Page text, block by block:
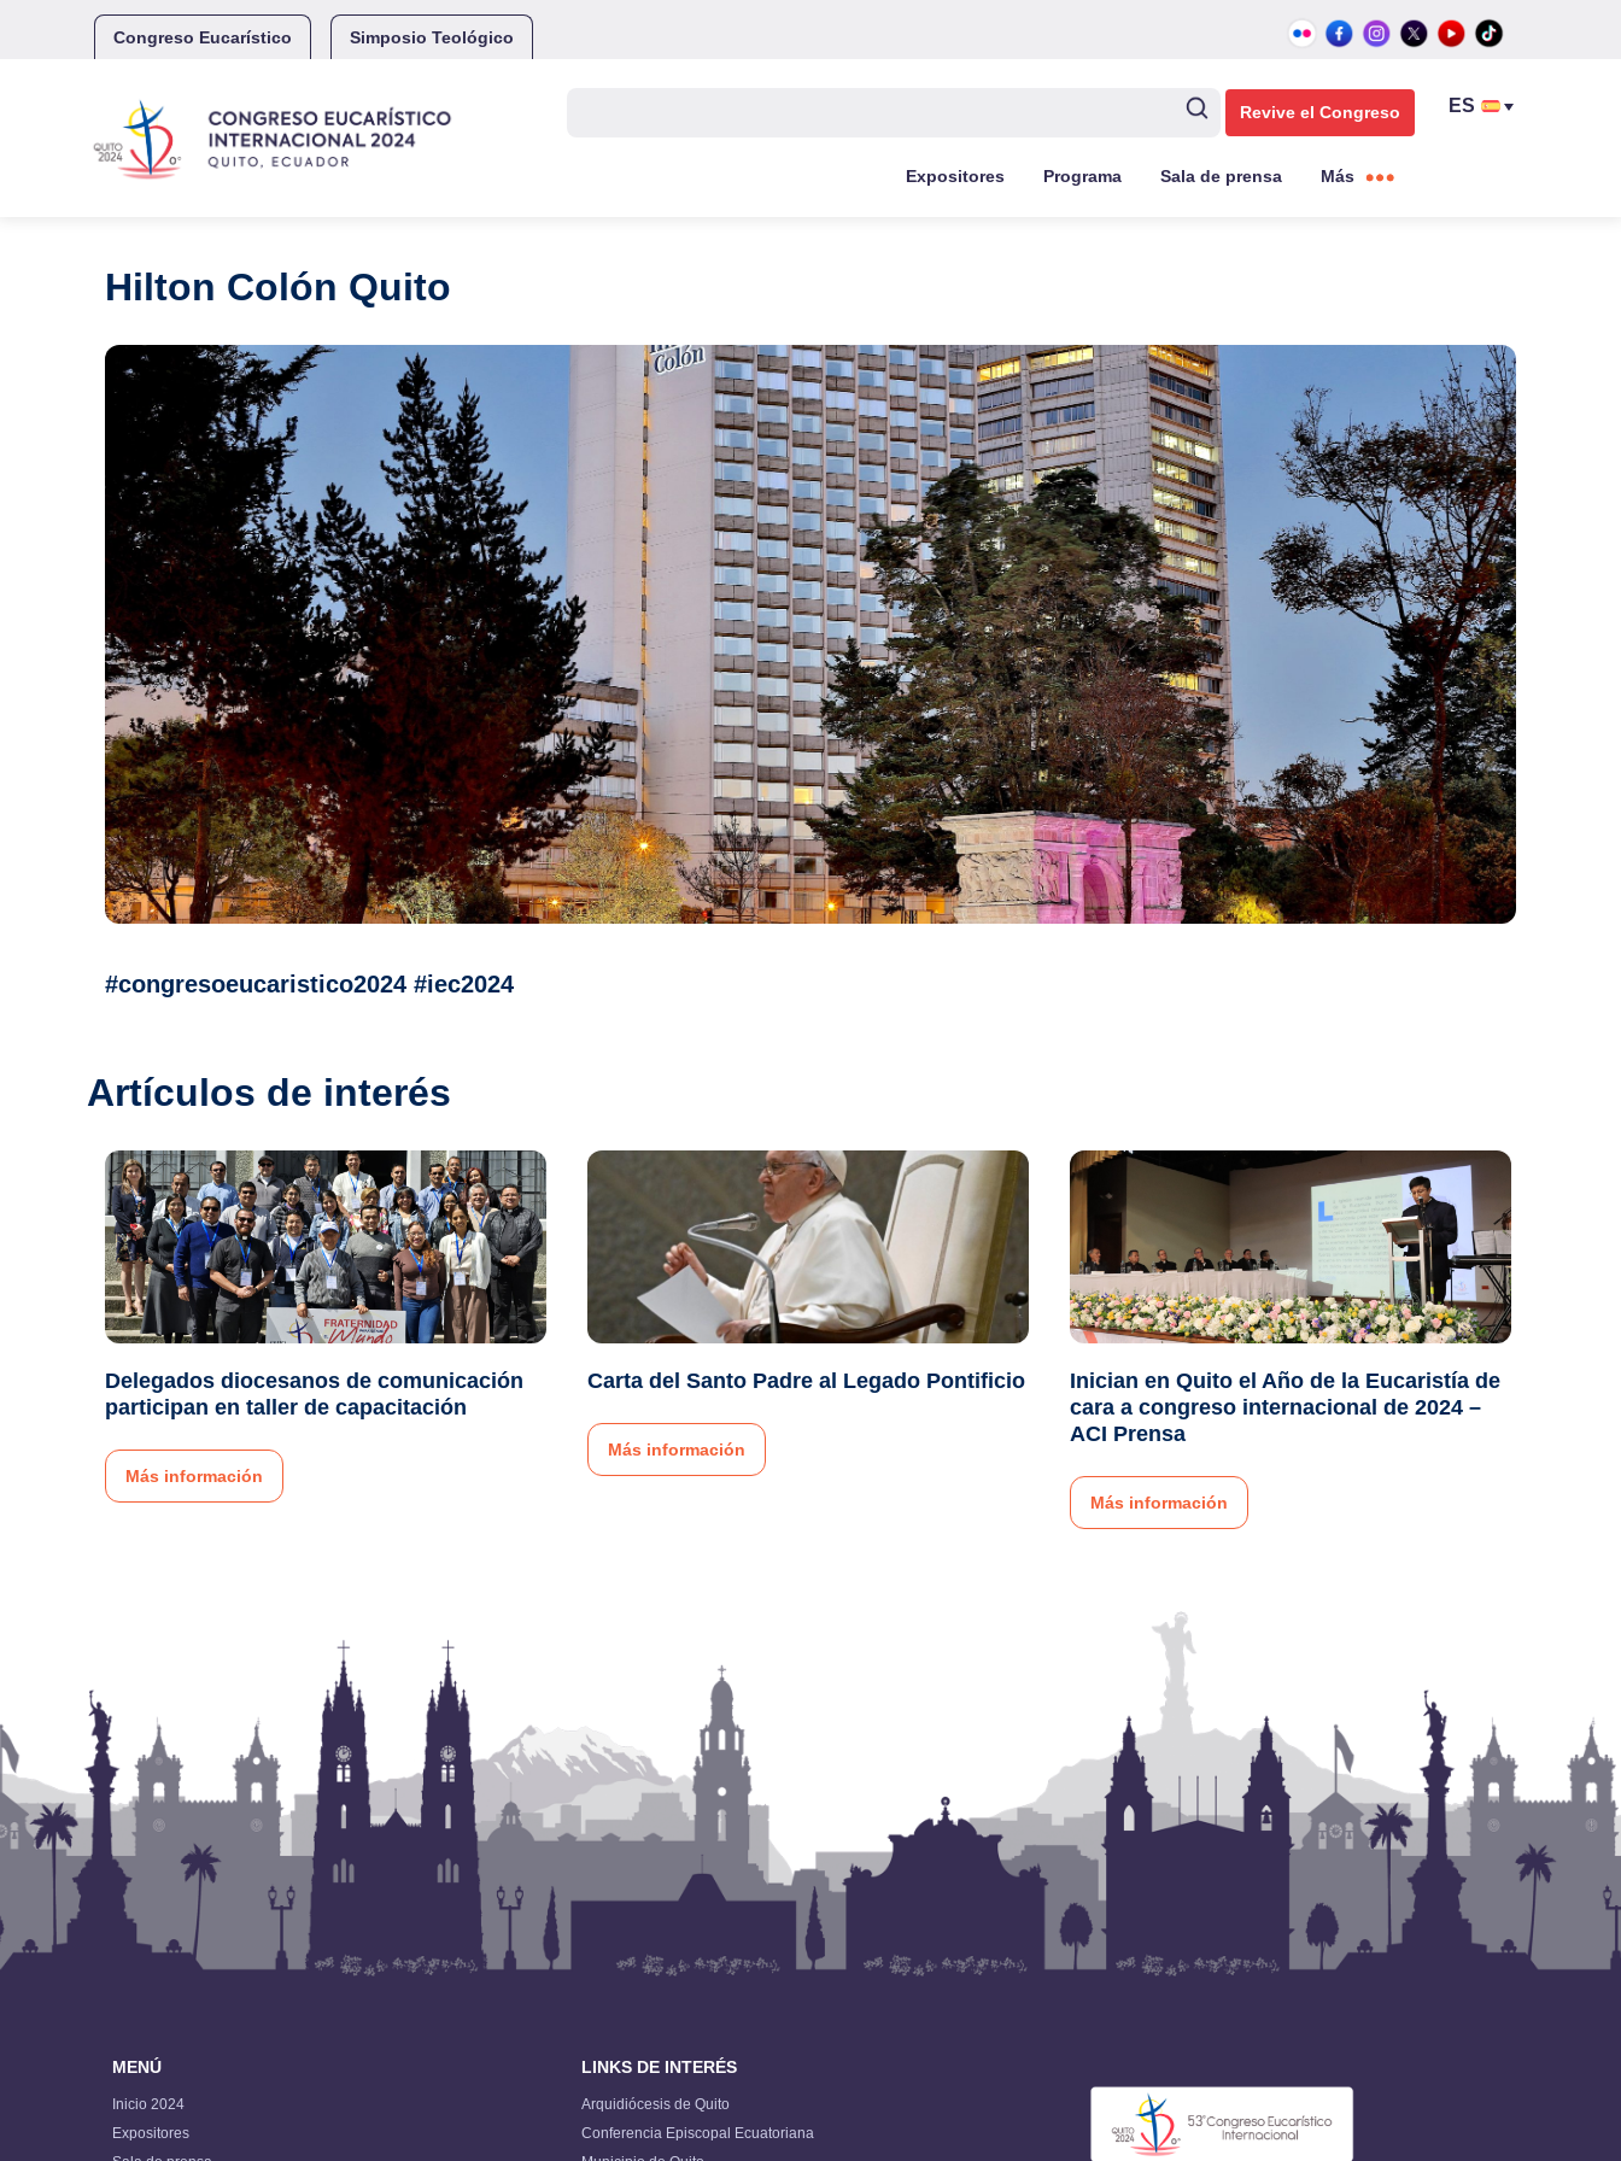
Congreso Eucarístico Simposio Teológico
Revive el Congreso
Expositores Programa Sala de prensa Más
Hilton Colón Quito
#congresoeucaristico2024 #iec2024
Artículos de interés
Delegados diocesanos de comunicación
participan en taller de capacitación
Más información
Carta del Santo Padre al Legado Pontificio
Más información
Inician en Quito el Año de la Eucaristía de
cara a congreso internacional de 2024 –
ACI Prensa
Más información
MENÚ
Inicio 2024
Expositores
LINKS DE INTERÉS
Arquidiócesis de Quito
Conferencia Episcopal Ecuatoriana